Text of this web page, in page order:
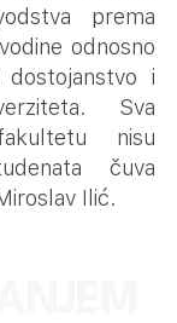
prema
odnosno
i
Sva
nisu
čuva
Ilić.